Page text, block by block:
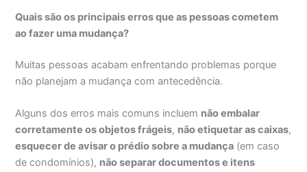
Quais são os principais erros que as pessoas cometem
ao fazer uma mudança?
Muitas pessoas acabam enfrentando problemas porque
não planejam a mudança com antecedência.
Alguns dos erros mais comuns incluem não embalar
corretamente os objetos frágeis, não etiquetar as caixas,
esquecer de avisar o prédio sobre a mudança (em caso
de condomínios), não separar documentos e itens